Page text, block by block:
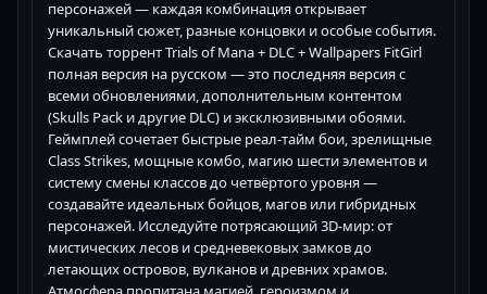
персонажей — каждая комбинация открывает
уникальный сюжет, разные концовки и особые события.
Скачать торрент Trials of Mana + DLC + Wallpapers FitGirl
полная версия на русском — это последняя версия с
всеми обновлениями, дополнительным контентом
(Skulls Pack и другие DLC) и эксклюзивными обоями.
Геймплей сочетает быстрые реал-тайм бои, зрелищные
Class Strikes, мощные комбо, магию шести элементов и
систему смены классов до четвёртого уровня —
создавайте идеальных бойцов, магов или гибридных
персонажей. Исследуйте потрясающий 3D-мир: от
мистических лесов и средневековых замков до
летающих островов, вулканов и древних храмов.